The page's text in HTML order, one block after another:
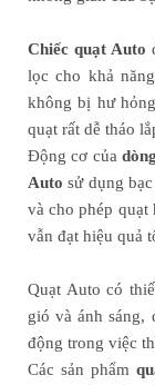
Chiếc quạt Auto
lọc cho khả
không bị hư
quạt rất dễ tháo
Động cơ của
Autosử dụng
và cho phép quạt
vẫn đạt hiệu quả
Quạt Auto có
gió và ánh sáng,
động trong việc
Các sản phẩm